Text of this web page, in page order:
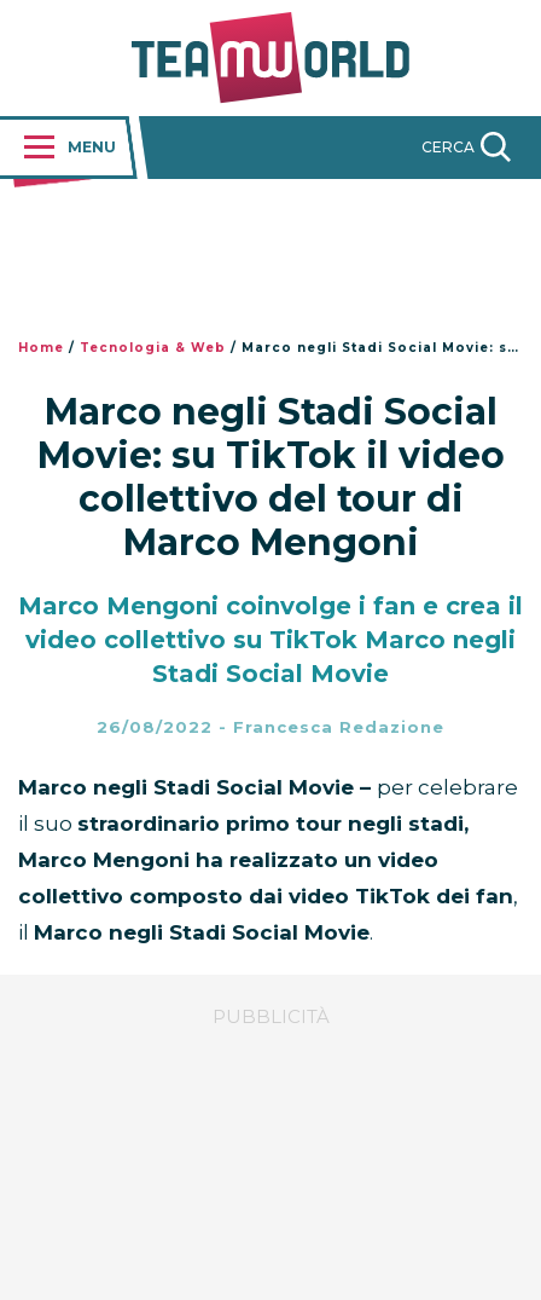
MENU CERCA
Home / Tecnologia & Web / Marco negli Stadi Social Movie: su TikTok il video collettivo del tour di Marco Mengoni
Marco negli Stadi Social
Movie: su TikTok il video
collettivo del tour di
Marco Mengoni
Marco Mengoni coinvolge i fan e crea il
video collettivo su TikTok Marco negli
Stadi Social Movie
26/08/2022 - Francesca Redazione
Marco negli Stadi Social Movie – per celebrare
il suo straordinario primo tour negli stadi,
Marco Mengoni ha realizzato un video
collettivo composto dai video TikTok dei fan,
il Marco negli Stadi Social Movie.